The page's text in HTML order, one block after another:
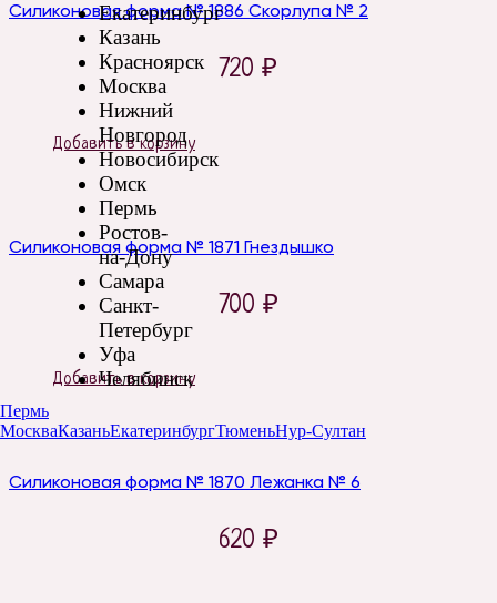
Екатеринбург
Казань
Красноярск
Москва
Нижний
Новгород
Новосибирск
Омск
Пермь
Ростов-
на-Дону
Самара
Санкт-
Петербург
Уфа
Челябинск
Пермь
МоскваКазаньЕкатеринбургТюменьНур-Султан
Силиконовая форма № 1886 Скорлупа № 2
720 ₽
Добавить в корзину
Силиконовая форма № 1871 Гнездышко
700 ₽
Добавить в корзину
Силиконовая форма № 1870 Лежанка № 6
620 ₽